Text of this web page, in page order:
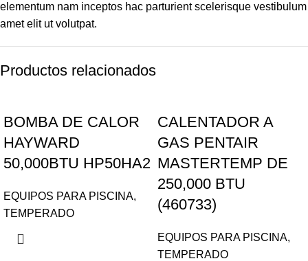
elementum nam inceptos hac parturient scelerisque vestibulum
amet elit ut volutpat.
Productos relacionados
BOMBA DE CALOR
HAYWARD
50,000BTU HP50HA2
EQUIPOS PARA PISCINA,
TEMPERADO
CALENTADOR A
GAS PENTAIR
MASTERTEMP DE
250,000 BTU
(460733)
EQUIPOS PARA PISCINA,
TEMPERADO